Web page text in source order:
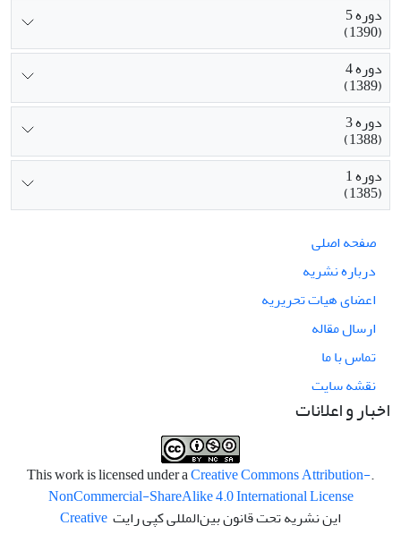
دوره 5
(1390)
دوره 4
(1389)
دوره 3
(1388)
دوره 1
(1385)
صفحه اصلی
درباره نشریه
اعضای هیات تحریریه
ارسال مقاله
تماس با ما
نقشه سایت
اخبار و اعلانات
.This work is licensed under a
Creative Commons Attribution-
NonCommercial-ShareAlike 4.0 International License
این نشریه تحت قانون بین‌المللی کپی رایت Creative